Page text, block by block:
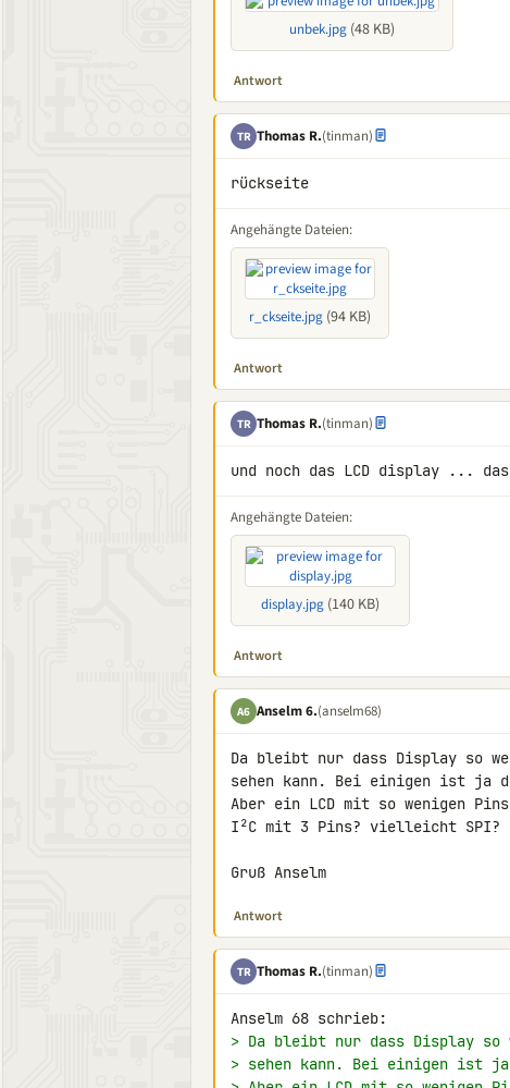
unbek.jpg (48 KB)
Antwort
TR Thomas R.(tinman)
rückseite
Angehängte Dateien:
r_ckseite.jpg (94 KB)
Antwort
TR Thomas R.(tinman)
und noch das LCD display ...
Angehängte Dateien:
display.jpg (140 KB)
Antwort
A6 Anselm 6.(anselm68)
Da bleibt nur dass Display so
sehen kann. Bei einigen ist ja
Aber ein LCD mit so wenigen
I²C mit 3 Pins? vielleicht SPI?
Gruß Anselm
Antwort
TR Thomas R.(tinman)
> Da bleibt nur dass Display
> sehen kann. Bei einigen ist